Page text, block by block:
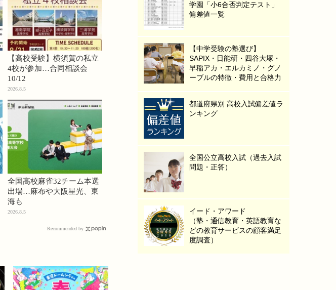
【高校受験】横須賀の私立
4校が参加…合同相談会
10/12
2026.8.5
全国高校麻雀32チーム本選
出場…麻布や大阪星光、東
海も
2026.8.5
Recommended by
学園「小6合否判定テスト」
偏差値一覧
【中学受験の塾選び】
SAPIX・日能研・四谷大塚・
早稲アカ・エルカミノ・グノ
ーブルの特徴・費用と合格力
都道府県別 高校入試偏差値ラ
ンキング
全国公立高校入試（過去入試
問題・正答）
イード・アワード
（塾・通信教育・英語教育な
どの教育サービスの顧客満足
度調査）